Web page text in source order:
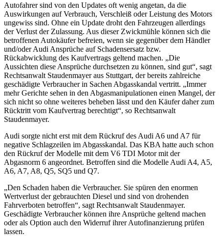
Autofahrer sind von den Updates oft wenig angetan, da die
Auswirkungen auf Verbrauch, Verschleiß oder Leistung des Motors
ungewiss sind. Ohne ein Update droht den Fahrzeugen allerdings
der Verlust der Zulassung. Aus dieser Zwickmühle können sich die
betroffenen Autokäufer befreien, wenn sie gegenüber dem Händler
und/oder Audi Ansprüche auf Schadensersatz bzw.
Rückabwicklung des Kaufvertrags geltend machen. „Die
Aussichten diese Ansprüche durchsetzen zu können, sind gut“, sagt
Rechtsanwalt Staudenmayer aus Stuttgart, der bereits zahlreiche
geschädigte Verbraucher in Sachen Abgasskandal vertritt. „Immer
mehr Gerichte sehen in den Abgasmanipulationen einen Mangel, der
sich nicht so ohne weiteres beheben lässt und den Käufer daher zum
Rücktritt vom Kaufvertrag berechtigt“, so Rechtsanwalt
Staudenmayer.
Audi sorgte nicht erst mit dem Rückruf des Audi A6 und A7 für
negative Schlagzeilen im Abgasskandal. Das KBA hatte auch schon
den Rückruf der Modelle mit dem V6 TDI Motor mit der
Abgasnorm 6 angeordnet. Betroffen sind die Modelle Audi A4, A5,
A6, A7, A8, Q5, SQ5 und Q7.
„Den Schaden haben die Verbraucher. Sie spüren den enormen
Wertverlust der gebrauchten Diesel und sind von drohenden
Fahrverboten betroffen“, sagt Rechtsanwalt Staudenmayer.
Geschädigte Verbraucher können ihre Ansprüche geltend machen
oder als Option auch den Widerruf ihrer Autofinanzierung prüfen
lassen.